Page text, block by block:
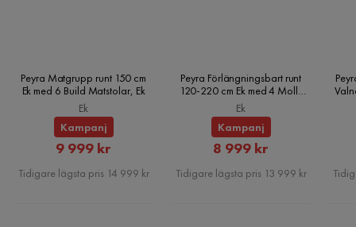
Ljuskälla Nej
Kraftkälla
Lamptyp Takkrona
Peyra Matgrupp runt 150 cm
Ek med 6 Build Matstolar, Ek
Ek
Kampanj
Rabatterat
Pris
9 999 kr
Tidigare lägsta pris 14 999 kr
Peyra Förlängningsbart runt
120-220 cm Ek med 4 Molly
Matstolar, Ek
Ek
Kampanj
Rabatterat
Pris
8 999 kr
Tidigare lägsta pris 13 999 kr